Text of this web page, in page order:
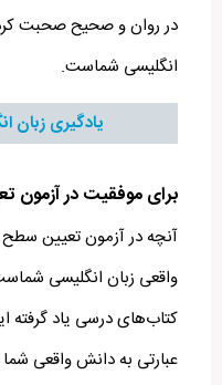
در روان و صحیح صحبت
انگلیسی شماست.
یادگیری زبان
برای موفقیت در آزمون
آنچه درآزمون تعیین سطح
واقعی زبان انگلیسی
کتاب‌های درسی یاد گرفته
عبارتی به دانش واقعی